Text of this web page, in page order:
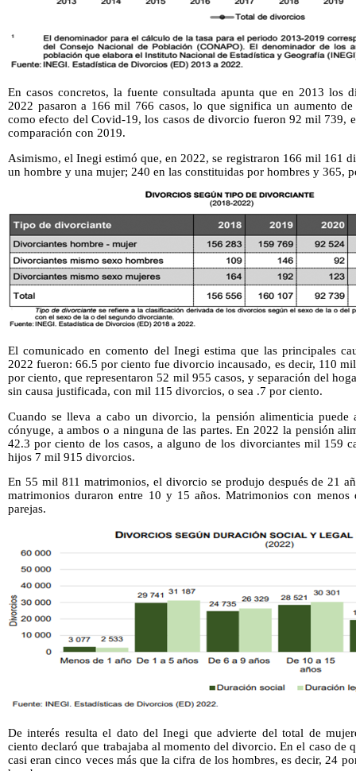
En casos concretos, la fuente consultada apunta que en 2013
2022 pasaron a 166 mil 766 casos, lo que significa un aumento
como efecto del Covid-19, los casos de divorcio fueron 92 mil 739,
comparación con 2019.
Asimismo, el Inegi estimó que, en 2022, se registraron 166 mil 161
un hombre y una mujer; 240 en las constituidas por hombres y 365,
El comunicado en comento del Inegi estima que las principales
2022 fueron: 66.5 por ciento fue divorcio incausado, es decir, 110
por ciento, que representaron 52 mil 955 casos, y separación del
sin causa justificada, con mil 115 divorcios, o sea .7 por ciento.
Cuando se lleva a cabo un divorcio, la pensión alimenticia
cónyuge, a ambos o a ninguna de las partes. En 2022 la pensión
42.3 por ciento de los casos, a alguno de los divorciantes mil 159
hijos 7 mil 915 divorcios.
En 55 mil 811 matrimonios, el divorcio se produjo después de 21
matrimonios duraron entre 10 y 15 años. Matrimonios con
parejas.
De interés resulta el dato del Inegi que advierte del total de
ciento declaró que trabajaba al momento del divorcio. En el caso de
casi eran cinco veces más que la cifra de los hombres, es decir, 24